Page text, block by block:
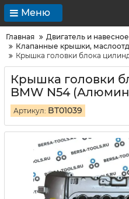
Меню
Главная
Двигатель и
Клапанные крышки,
Крышка головки блока
Крышка головки
BMW N54
Артикул: BT01039